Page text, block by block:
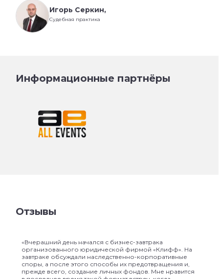
Игорь Серкин,
Судебная практика
Информационные партнёры
Отзывы
«Вчерашний день начался с бизнес-завтрака
организованного юридической фирмой «Клифф». На
завтраке обсуждали наследственно-корпоративные
споры, а после этого способы их предотвращения и,
прежде всего, создание личных фондов. Мне нравится